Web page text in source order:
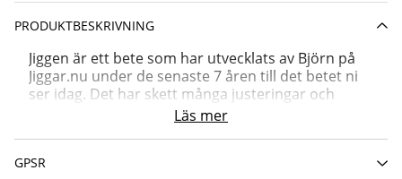
PRODUKTBESKRIVNING
Jiggen är ett bete som har utvecklats av Björn på
Jiggar.nu under de senaste 7 åren till det betet ni
ser idag. Det har skett många justeringar och
förändringar under resans gång för att få denna
våra predatorer till hugg!
Läs mer
GPSR